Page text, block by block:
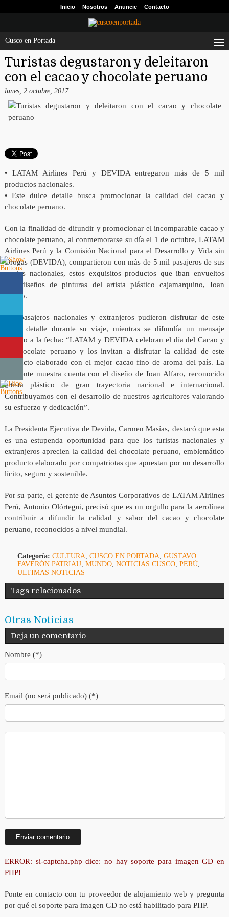
Inicio Nosotros Anuncie Contacto
Cusco en Portada
Turistas degustaron y deleitaron
con el cacao y chocolate peruano
lunes, 2 octubre, 2017
• LATAM Airlines Perú y DEVIDA entregaron más de 5 mil
productos nacionales.
• Este dulce detalle busca promocionar la calidad del cacao y
chocolate peruano.
Con la finalidad de difundir y promocionar el incomparable cacao y
chocolate peruano, al conmemorarse su día el 1 de octubre, LATAM
Airlines Perú y la Comisión Nacional para el Desarrollo y Vida sin
Drogas (DEVIDA), compartieron con más de 5 mil pasajeros de sus
vuelos nacionales, estos exquisitos productos que iban envueltos
con diseños de pinturas del artista plástico cajamarquino, Joan
Alfaro.
Los pasajeros nacionales y extranjeros pudieron disfrutar de este
dulce detalle durante su viaje, mientras se difundía un mensaje
alusivo a la fecha: “LATAM y DEVIDA celebran el día del Cacao y
el Chocolate peruano y los invitan a disfrutar la calidad de este
producto elaborado con el mejor cacao fino de aroma del país. La
siguiente muestra cuenta con el diseño de Joan Alfaro, reconocido
artista plástico de gran trayectoria nacional e internacional.
Contribuyamos con el desarrollo de nuestros agricultores valorando
su esfuerzo y dedicación”.
La Presidenta Ejecutiva de Devida, Carmen Masías, destacó que esta
es una estupenda oportunidad para que los turistas nacionales y
extranjeros aprecien la calidad del chocolate peruano, emblemático
producto elaborado por compatriotas que apuestan por un desarrollo
lícito, seguro y sostenible.
Por su parte, el gerente de Asuntos Corporativos de LATAM Airlines
Perú, Antonio Olórtegui, precisó que es un orgullo para la aerolínea
contribuir a difundir la calidad y sabor del cacao y chocolate
peruano, reconocidos a nivel mundial.
Categoría: CULTURA CUSCO EN PORTADA GUSTAVO
FAVERÓN PATRIAU, MUNDO, NOTICIAS CUSCO, PERÚ,
ULTIMAS NOTICIAS
Tags relacionados
Otras Noticias
Deja un comentario
Nombre (*)
Email (no será publicado) (*)
ERROR: si-captcha.php dice: no hay soporte para imagen GD en
PHP!
Ponte en contacto con tu proveedor de alojamiento web y pregunta
por qué el soporte para imagen GD no está habilitado para PHP.